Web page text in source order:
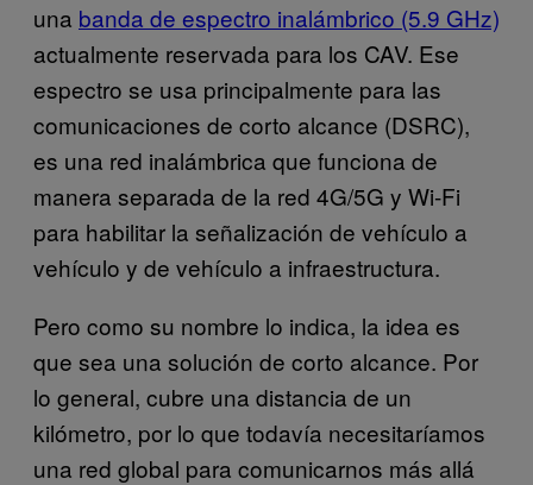
una banda de espectro inalámbrico (5.9 GHz)
actualmente reservada para los CAV. Ese
espectro se usa principalmente para las
comunicaciones de corto alcance (DSRC),
es una red inalámbrica que funciona de
manera separada de la red 4G/5G y Wi-Fi
para habilitar la señalización de vehículo a
vehículo y de vehículo a infraestructura.
Pero como su nombre lo indica, la idea es
que sea una solución de corto alcance. Por
lo general, cubre una distancia de un
kilómetro, por lo que todavía necesitaríamos
una red global para comunicarnos más allá